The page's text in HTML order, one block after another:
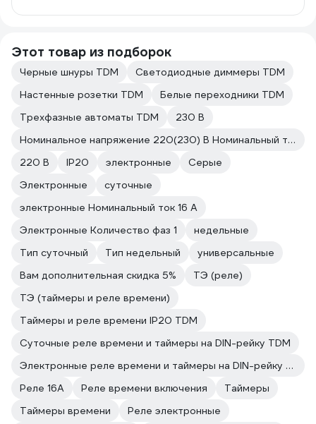
Этот товар из подборок
Черные шнуры TDM
Светодиодные диммеры TDM
Настенные розетки TDM
Белые переходники TDM
Трехфазные автоматы TDM
230 В
Номинальное напряжение 220(230) В Номинальный ток 16 А
220 В
IP20 электронные
Серые
Электронные
суточные
электронные Номинальный ток 16 А
Электронные Количество фаз 1
недельные
Тип суточный
Тип недельный
универсальные
Вам дополнительная скидка 5%
ТЭ (реле)
ТЭ (таймеры и реле времени)
Таймеры и реле времени IP20 TDM
Суточные реле времени и таймеры на DIN-рейку TDM
Электронные реле времени и таймеры на DIN-рейку TDM
Реле 16А
Реле времени включения
Таймеры
Таймеры времени
Реле электронные